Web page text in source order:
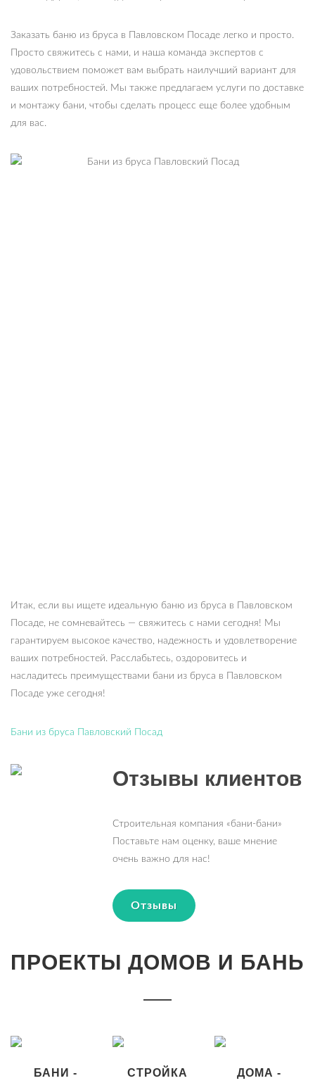
Заказать баню из бруса в Павловском Посаде легко и просто.
Просто свяжитесь с нами, и наша команда экспертов с
удовольствием поможет вам выбрать наилучший вариант для
ваших потребностей. Мы также предлагаем услуги по доставке
и монтажу бани, чтобы сделать процесс еще более удобным
для вас.
Итак, если вы ищете идеальную баню из бруса в Павловском
Посаде, не сомневайтесь — свяжитесь с нами сегодня! Мы
гарантируем высокое качество, надежность и удовлетворение
ваших потребностей. Расслабьтесь, оздоровитесь и
насладитесь преимуществами бани из бруса в Павловском
Посаде уже сегодня!
Бани из бруса Павловский Посад
Отзывы клиентов
Строительная компания «бани-бани»
Поставьте нам оценку, ваше мнение
очень важно для нас!
Отзывы
ПРОЕКТЫ ДОМОВ И БАНЬ
БАНИ -
СТРОЙКА
ДОМА -